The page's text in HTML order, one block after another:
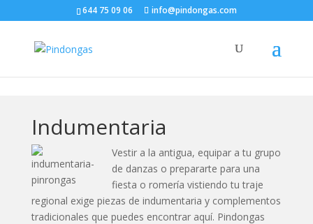
644 75 09 06 info@pindongas.com
Indumentaria
Vestir a la antigua, equipar a tu grupo
de danzas o prepararte para una
fiesta o romería vistiendo tu traje
regional exige piezas de indumentaria y complementos
tradicionales que puedes encontrar aquí. Pindongas